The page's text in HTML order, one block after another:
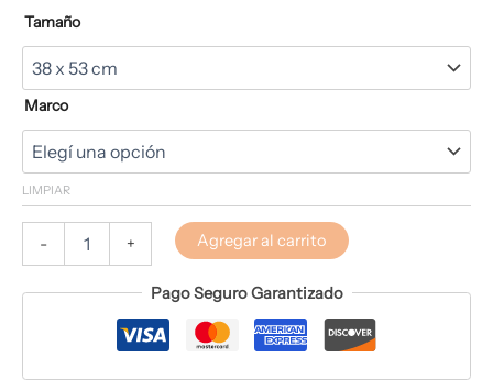
Tamaño
Marco
LIMPIAR
- + Agregar al carrito
Pago Seguro Garantizado